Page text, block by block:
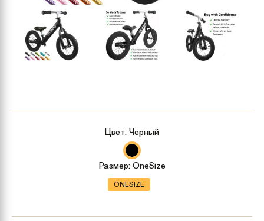
Цвет: Черный
Размер: OneSize
ONESIZE